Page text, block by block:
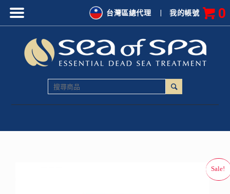
|我的帳號 0
台灣區總代理